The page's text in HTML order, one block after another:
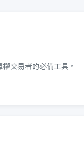
交易者的必備工具。